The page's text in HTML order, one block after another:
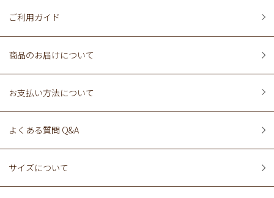
ご利用ガイド
商品のお届けについて
お支払い方法について
よくある質問 Q&A
サイズについて